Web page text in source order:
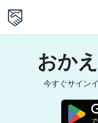
おか
今すぐサイン